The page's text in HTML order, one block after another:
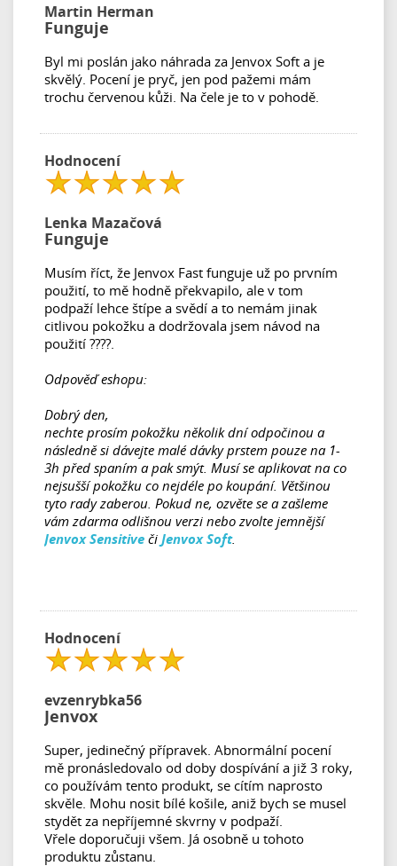
Martin Herman
Funguje
Byl mi poslán jako náhrada za Jenvox Soft a je
skvělý. Pocení je pryč, jen pod pažemi mám
trochu červenou kůži. Na čele je to v pohodě.
Hodnocení
Lenka Mazačová
Funguje
Musím říct, že Jenvox Fast funguje už po prvním
použití, to mě hodně překvapilo, ale v tom
podpaží lehce štípe a svědí a to nemám jinak
citlivou pokožku a dodržovala jsem návod na
použití ????.
Odpověď eshopu:
Dobrý den,
nechte prosím pokožku několik dní odpočinou a
následně si dávejte malé dávky prstem pouze na 1-
3h před spaním a pak smýt. Musí se aplikovat na co
nejsušší pokožku co nejdéle po koupání. Většinou
tyto rady zaberou. Pokud ne, ozvěte se a zašleme
vám zdarma odlišnou verzi nebo zvolte jemnější
Jenvox Sensitive či Jenvox Soft.
Hodnocení
evzenrybka56
Jenvox
Super, jedinečný přípravek. Abnormální pocení
mě pronásledovalo od doby dospívání a již 3 roky,
co používám tento produkt, se cítím naprosto
skvěle. Mohu nosit bílé košile, aniž bych se musel
stydět za nepříjemné skvrny v podpaží.
Vřele doporučuji všem. Já osobně u tohoto
produktu zůstanu.